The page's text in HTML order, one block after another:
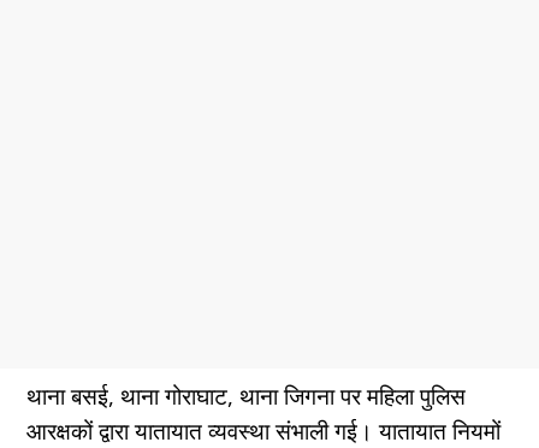
थाना बसई, थाना गोराघाट, थाना जिगना पर महिला पुलिस
आरक्षकों द्वारा यातायात व्यवस्था संभाली गई। यातायात नियमों